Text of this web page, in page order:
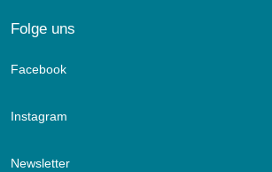
Folge uns
Facebook
Instagram
Newsletter